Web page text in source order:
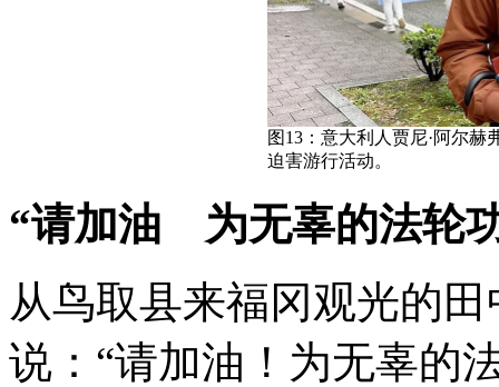
图13：意大利人贾尼·阿尔赫
迫害游行活动。
“请加油 为无辜的法轮
从鸟取县来福冈观光的
说：“请加油！为无辜的